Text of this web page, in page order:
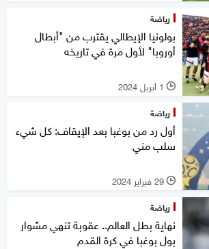
رياضة
بولونيا الإيطالي يقترب من "أبطال
أوروبا" لأول مرة في تاريخه
l 1 أبريل 2024
رياضة
أول رد من بوغبا بعد الإيقاف: كل شيء
سلب مني
l 29 فبراير 2024
رياضة
نهاية بطل العالم.. عقوبة تنهي مشوار
بول بوغبا في كرة القدم